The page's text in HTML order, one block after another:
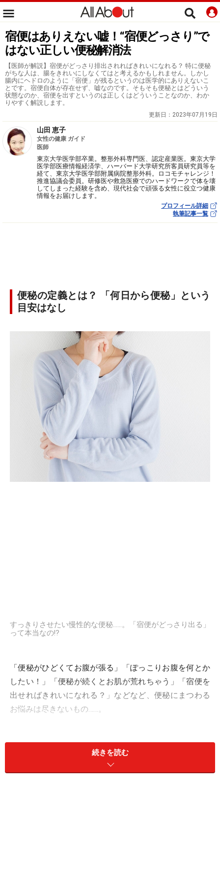
宿便はありえない嘘！“宿便どっさり”で
はない正しい便秘解消法
【医師が解説】宿便がどっさり排出されればきれいになれる？ 特に便秘
がちな人は、腸をきれいにしなくてはと考えるかもしれません。しかし
腸内にヘドロのように「宿便」が残るというのは医学的にありえないこ
とです。宿便自体が存在せず、嘘なのです。そもそも便秘とはどういう
状態なのか、宿便を出すというのは正しくはどういうことなのか、わか
りやすく解説します。
更新日： 2023年07月19日
山田 恵子
女性の健康 ガイド
医師
東京大学医学部卒業。整形外科専門医、認定産業医。東京大学
医学部医療情報経済学、ハーバード大学研究所客員研究員等を
経て、東京大学医学部附属病院整形外科。ロコモチャレンジ！
推進協議会委員。研修医や救急医療でのハードワークで体を壊
してしまった経験を含め、現代社会で頑張る女性に役立つ健康
情報をお届けします。
プロフィール詳細
執筆記事一覧
便秘の定義とは？ 「何日から便秘」という
目安はなし
すっきりさせたい慢性的な便秘……。「宿便がどっさり出る」
って本当なの!?
「便秘がひどくてお腹が張る」「ぽっこりお腹を何とか
したい！」「便秘が続くとお肌が荒れちゃう」「宿便を
出せればきれいになれる？」などなど、便秘にまつわる
お悩みは尽きないもの……。
くても、本人が苦痛でなければ「便秘」ではないので
す。でも、毎日お通じがあっても、どうも便が残ってい
続きを読む